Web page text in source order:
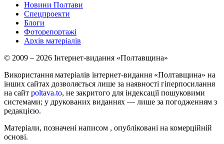
Новини Полтави
Спецпроекти
Блоги
Фоторепортажі
Архів матеріалів
© 2009 – 2026 Інтернет-видання «Полтавщина»
Використання матеріалів інтернет-видання «Полтавщина» на
інших сайтах дозволяється лише за наявності гіперпосилання
на сайт poltava.to, не закритого для індексації пошуковими
системами; у друкованих виданнях — лише за погодженням з
редакцією.
Матеріали, позначені написом , опубліковані на комерційній
основі.